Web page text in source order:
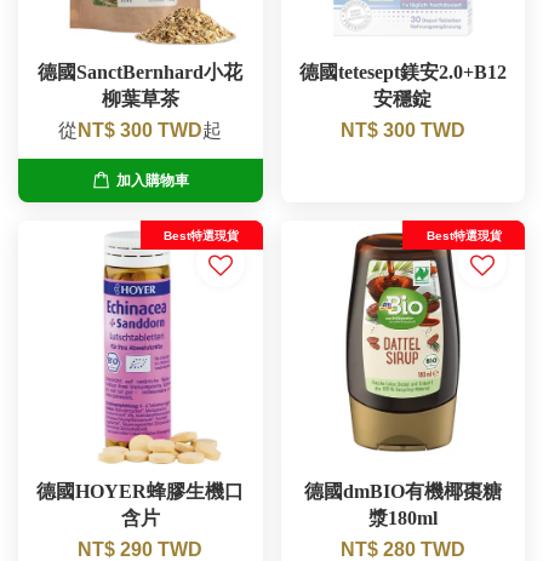
德國SanctBernhard小花
柳葉草茶
從 NT$ 300 TWD起
加入購物車
德國tetesept鎂安2.0+B12
安穩錠
NT$ 300 TWD
Best特選現貨
德國HOYER蜂膠生機口
含片
NT$ 290 TWD
Best特選現貨
德國dmBIO有機椰棗糖
漿180ml
NT$ 280 TWD